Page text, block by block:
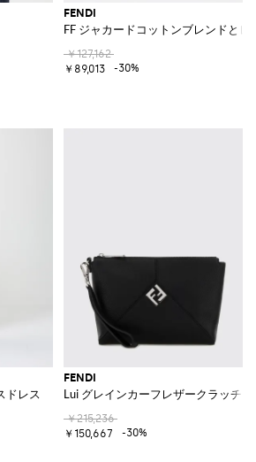
FENDI
FF ジャカードコットンブレンドとレ
￥127,162
￥89,013
-30%
ドレス
FENDI
Lui グレインカーフレザークラッチ
￥215,236
￥150,667
-30%